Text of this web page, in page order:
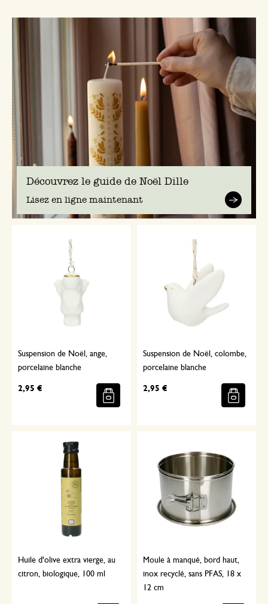
Suspension de Noël, ange,
porcelaine blanche
2,95 €
Suspension de Noël, colombe,
porcelaine blanche
2,95 €
Huile d'olive extra vierge, au
citron, biologique, 100 ml
Moule à manqué, bord haut,
inox recyclé, sans PFAS, 18 x
12 cm
Découvrez le guide de Noël Dille
Lisez en ligne maintenant